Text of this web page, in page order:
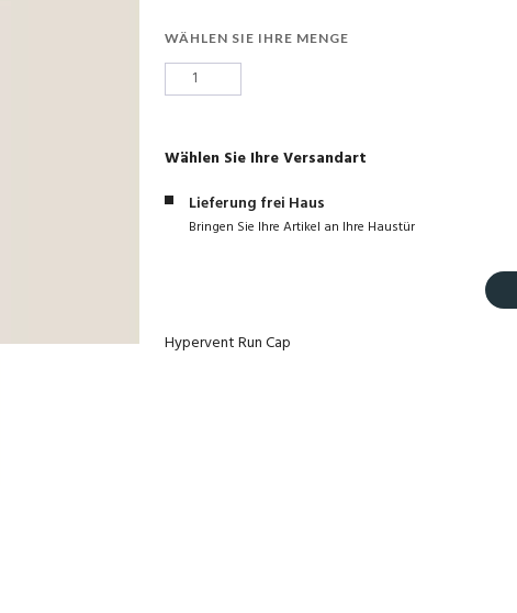
WÄHLEN SIE IHRE MENGE
Wählen Sie Ihre Versandart
Lieferung frei Haus
Bringen Sie Ihre Artikel an Ihre Haustür
Hypervent Run Cap